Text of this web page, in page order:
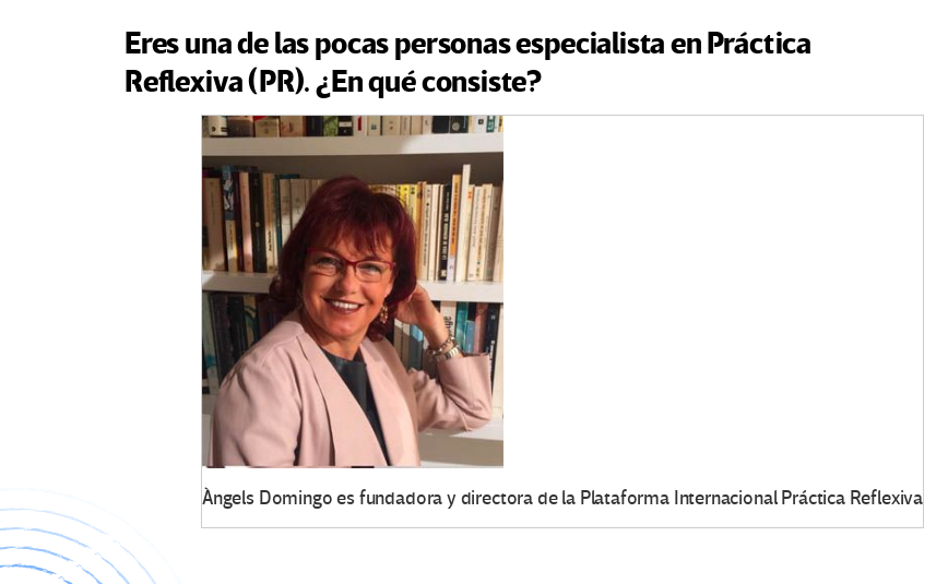
Eres una de las pocas personas especialista en Práctica
Reflexiva (PR). ¿En qué consiste?
Àngels Domingo es fundadora y directora de la Plataforma Internacional Práctica Reflexiva